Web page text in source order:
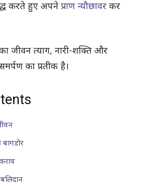
करते हुए अपने प्राण न्यौछावर कर
जीवन त्याग, नारी-शक्ति और
का प्रतीक है।